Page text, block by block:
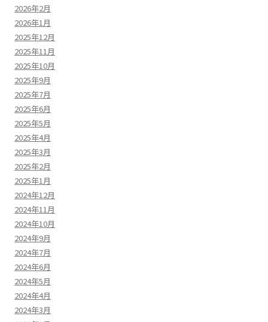
2026年2月
2026年1月
2025年12月
2025年11月
2025年10月
2025年9月
2025年7月
2025年6月
2025年5月
2025年4月
2025年3月
2025年2月
2025年1月
2024年12月
2024年11月
2024年10月
2024年9月
2024年7月
2024年6月
2024年5月
2024年4月
2024年3月